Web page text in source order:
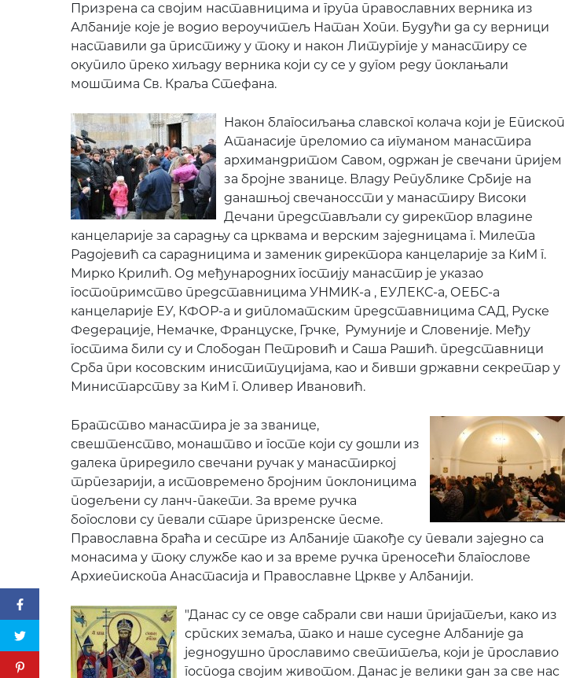
Призрена са својим наставницима и група православних верника из
Албаније које је водио вероучитељ Натан Хопи. Будући да су верници
наставили да пристижу у току и након Литургије у манастиру се
окупило преко хиљаду верника који су се у дугом реду поклањали
моштима Св. Краља Стефана.
Након благосиљања славског колача који је Епископ
Атанасије преломио са игуманом манастира
архимандритом Савом, одржан је свечани пријем
за бројне званице. Владу Републике Србије на
данашњој свечаноссти у манастиру Високи
Дечани представљали су директор владине
канцеларије за сарадњу са црквама и верским заједницама г. Милета
Радојевић са сарадницима и заменик директора канцеларије за КиМ г.
Мирко Крилић. Од међународних гостију манастир је указао
гостопримство представницима УНМИК-а , ЕУЛЕКС-а, ОЕБС-а
канцеларије ЕУ, КФОР-а и дипломатским представницима САД, Руске
Федерације, Немачке, Француске, Грчке, Румуније и Словеније. Међу
гостима били су и Слободан Петровић и Саша Рашић. представници
Срба при косовским иниституцијама, као и бивши државни секретар у
Министарству за КиМ г. Оливер Ивановић.
Братство манастира је за званице,
свештенство, монаштво и госте који су дошли из
далека приредило свечани ручак у манастиркој
трпезарији, а истовремено бројним поклоницима
подељени су ланч-пакети. За време ручка
богослови су певали старе призренске песме.
Православна браћа и сестре из Албаније такође су певали заједно са
монасима у току службе као и за време ручка преносећи благослове
Архиепископа Анастасија и Православне Цркве у Албанији.
"Данас су се овде сабрали сви наши пријатељи, како из
српских земаља, тако и наше суседне Албаније да
једнодушно прославимо светитеља, који је прославио
господа својим животом. Данас је велики дан за све нас